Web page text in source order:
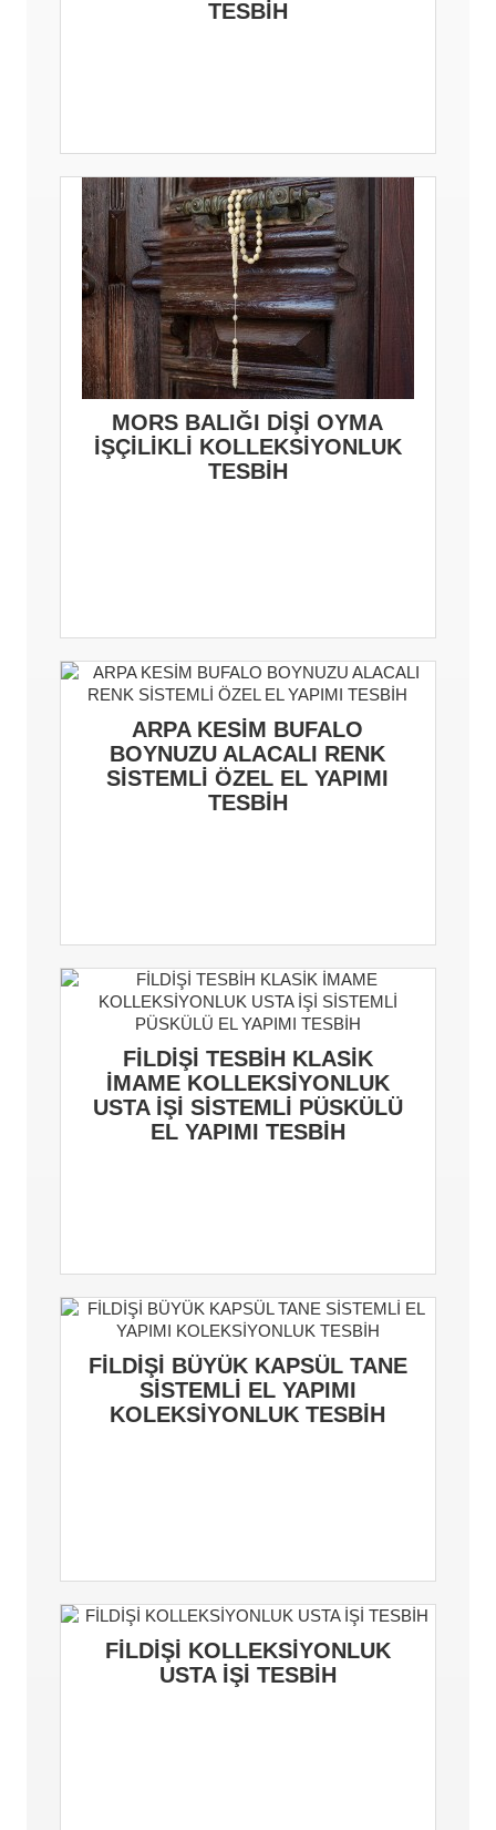
TESBİH
MORS BALIĞI DİŞİ OYMA
İŞÇİLİKLİ KOLLEKSİYONLUK
TESBİH
ARPA KESİM BUFALO
BOYNUZU ALACALI RENK
SİSTEMLİ ÖZEL EL YAPIMI
TESBİH
FİLDİŞİ TESBİH KLASİK
İMAME KOLLEKSİYONLUK
USTA İŞİ SİSTEMLİ PÜSKÜLÜ
EL YAPIMI TESBİH
FİLDİŞİ BÜYÜK KAPSÜL TANE
SİSTEMLİ EL YAPIMI
KOLEKSİYONLUK TESBİH
FİLDİŞİ KOLLEKSİYONLUK
USTA İŞİ TESBİH